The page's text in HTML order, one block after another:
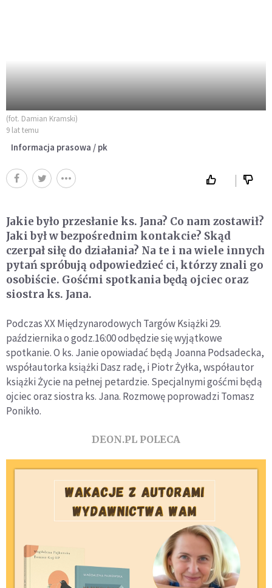
(fot. Damian Kramski)
9 lat temu
Informacja prasowa / pk
Jakie było przesłanie ks. Jana? Co nam zostawił?
Jaki był w bezpośrednim kontakcie? Skąd
czerpał siłę do działania? Na te i na wiele innych
pytań spróbują odpowiedzieć ci, którzy znali go
osobiście. Gośćmi spotkania będą ojciec oraz
siostra ks. Jana.
Podczas XX Międzynarodowych Targów Książki 29.
października o godz.16:00 odbędzie się wyjątkowe
spotkanie. O ks. Janie opowiadać będą Joanna Podsadecka,
współautorka książki Dasz radę, i Piotr Żyłka, współautor
książki Życie na pełnej petardzie. Specjalnymi gośćmi będą
ojciec oraz siostra ks. Jana. Rozmowę poprowadzi Tomasz
Ponikło.
DEON.PL POLECA